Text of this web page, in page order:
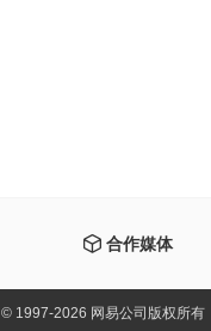
合作媒体
©1997-2026 网易公司版权所有